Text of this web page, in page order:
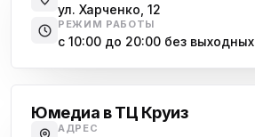
ул. Харченко, 12
РЕЖИМ РАБОТЫ
с 10:00 до 20:00 без выходных
Юмедиа в ТЦ Круиз
АДРЕС